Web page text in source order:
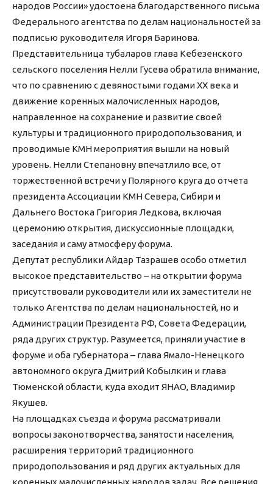
народов России» удостоена благодарственного письма
Федерального агентства по делам национальностей за
подписью руководителя Игоря Баринова.
Представительница тубаларов глава Кебезенского
сельского поселения Нелли Гусева обратила внимание,
что по сравнению с девяностыми годами XX века и
движение коренных малочисленных народов,
направленное на сохранение и развитие своей
культуры и традиционного природопользования, и
проводимые КМН мероприятия вышли на новый
уровень. Нелли Степановну впечатлило все, от
торжественной встречи у Полярного круга до отчета
президента Ассоциации КМН Севера, Сибири и
Дальнего Востока Григория Ледкова, включая
церемонию открытия, дискуссионные площадки,
заседания и саму атмосферу форума.
Депутат республики Айдар Тазрашев особо отметил
высокое представительство – на открытии форума
присутствовали руководители или их заместители не
только Агентства по делам национальностей, но и
Администрации Президента РФ, Совета Федерации,
ряда других структур. Разумеется, приняли участие в
форуме и оба губернатора – глава Ямало-Ненецкого
автономного округа Дмитрий Кобылкин и глава
Тюменской области, куда входит ЯНАО, Владимир
Якушев.
На площадках съезда и форума рассматривали
вопросы законотворчества, занятости населения,
расширения территорий традиционного
природопользования и ряд других актуальных для